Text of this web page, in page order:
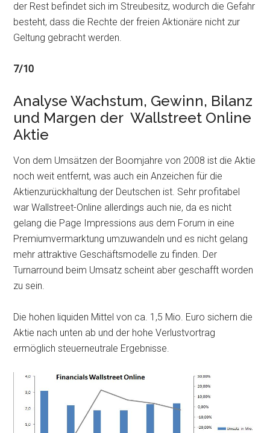
der Rest befindet sich im Streubesitz, wodurch die Gefahr
besteht, dass die Rechte der freien Aktionäre nicht zur
Geltung gebracht werden.
7/10
Analyse Wachstum, Gewinn, Bilanz
und Margen der Wallstreet Online
Aktie
Von dem Umsätzen der Boomjahre von 2008 ist die Aktie
noch weit entfernt, was auch ein Anzeichen für die
Aktienzurückhaltung der Deutschen ist. Sehr profitabel
war Wallstreet-Online allerdings auch nie, da es nicht
gelang die Page Impressions aus dem Forum in eine
Premiumvermarktung umzuwandeln und es nicht gelang
mehr attraktive Geschäftsmodelle zu finden. Der
Turnarround beim Umsatz scheint aber geschafft worden
zu sein.
Die hohen liquiden Mittel von ca. 1,5 Mio. Euro sichern die
Aktie nach unten ab und der hohe Verlustvortrag
ermöglich steuerneutrale Ergebnisse.